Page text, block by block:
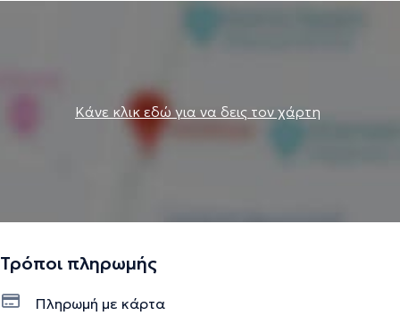
Ιατρικού Συλλόγου Θεσσαλονίκης , του Ελληνικού
Ορθοπαιδικής και Τραυματολογικής Εταιρείας
Μακεδονίας -Θράκης (Ο.Τ.Ε.Μα.Θ).
Κάνε κλικ εδώ για να δεις τον χάρτη
Τρόποι πληρωμής
Πληρωμή με κάρτα